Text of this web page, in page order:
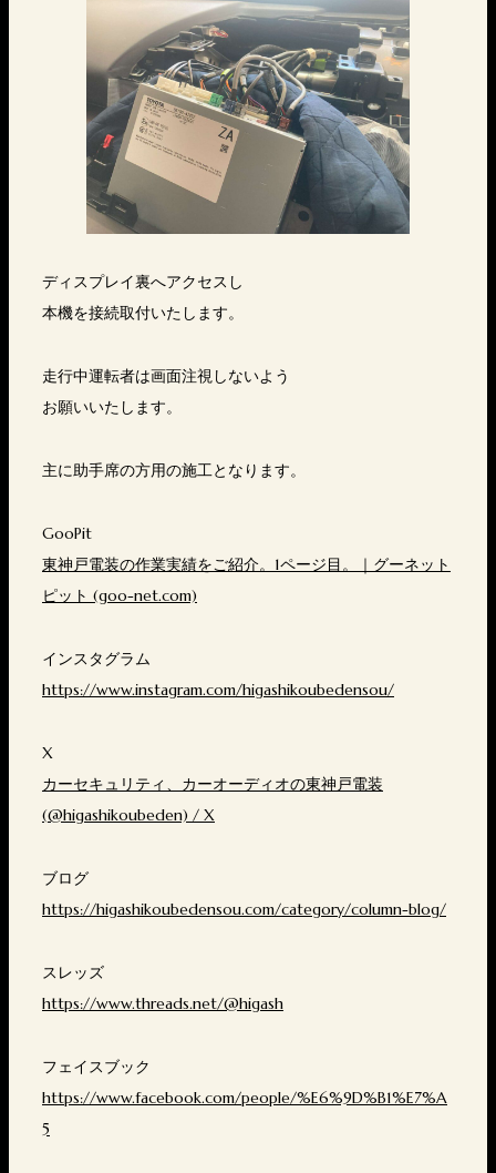
ディスプレイ裏へアクセスし
本機を接続取付いたします。
走行中運転者は画面注視しないよう
お願いいたします。
主に助手席の方用の施工となります。
GooPit
東神戸電装の作業実績をご紹介。1ページ目。｜グーネット
ピット (goo-net.com)
インスタグラム
https://www.instagram.com/higashikoubedensou/
X
カーセキュリティ、カーオーディオの東神戸電装
(@higashikoubeden) / X
ブログ
https://higashikoubedensou.com/category/column-blog/
スレッズ
https://www.threads.net/@higash
フェイスブック
https://www.facebook.com/people/%E6%9D%B1%E7%A
5